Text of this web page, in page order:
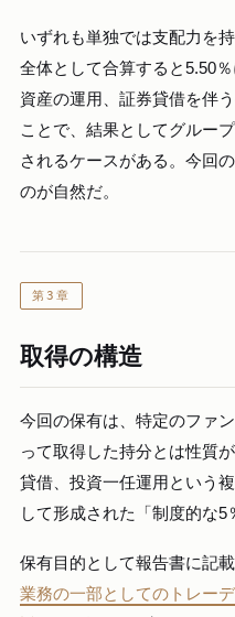
いずれも単独では支配力を
全体として合算すると5.50
資産の運用、証券貸借を伴
ことで、結果としてグルー
されるケースがある。今回
のが自然だ。
第3章
取得の構造
今回の保有は、特定のファ
って取得した持分とは性質
貸借、投資一任運用という
して形成された「制度的な5
保有目的として報告書に記
業務の一部としてのトレー